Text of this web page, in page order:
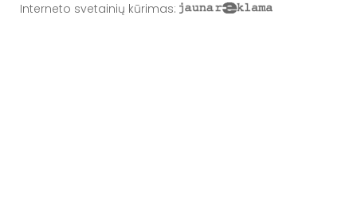
Interneto svetainių kūrimas: